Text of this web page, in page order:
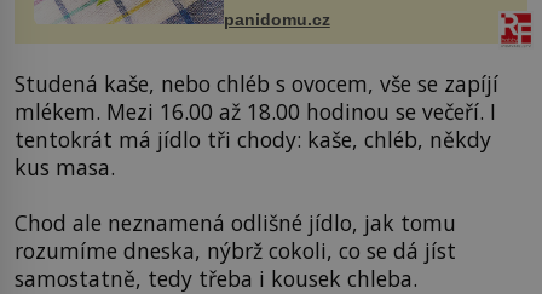
panidomu.cz
Studená kaše, nebo chléb s ovocem, vše se zapíjí
mlékem. Mezi 16.00 až 18.00 hodinou se večeří. I
tentokrát má jídlo tři chody: kaše, chléb, někdy
kus masa.
Chod ale neznamená odlišné jídlo, jak tomu
rozumíme dneska, nýbrž cokoli, co se dá jíst
samostatně, tedy třeba i kousek chleba.